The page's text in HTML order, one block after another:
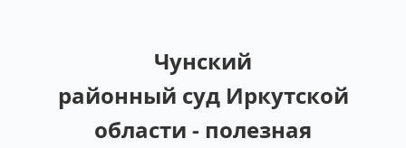
Чунский
районный суд Иркутской
области - полезная